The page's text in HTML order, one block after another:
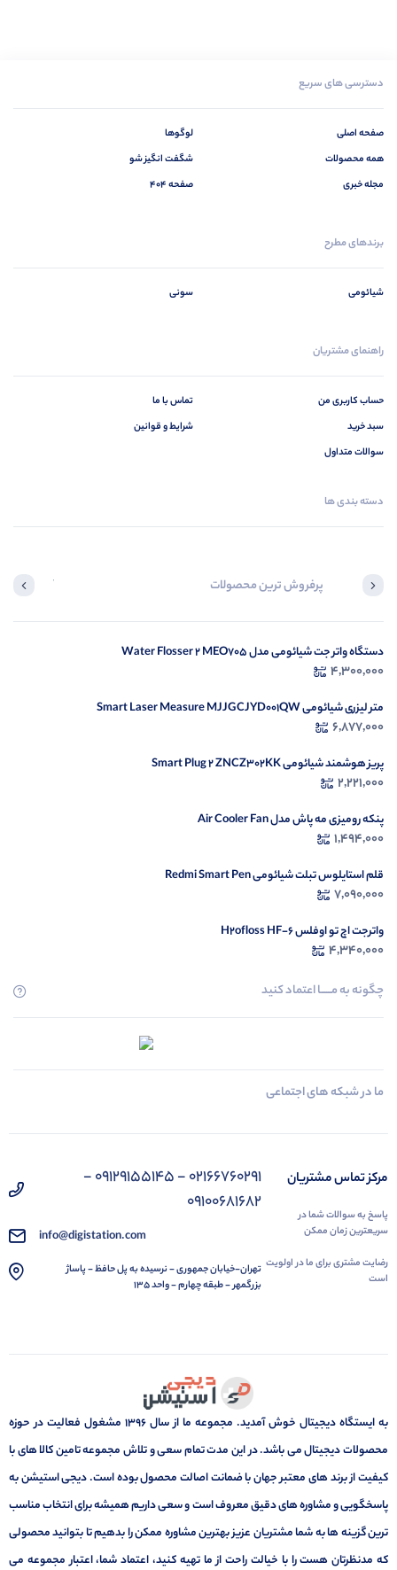
دسترسی های سریع
صفحه اصلی
همه محصولات
مجله خبری
لوگوها
شگفت انگیز شو
صفحه 404
برندهای مطرح
شیائومی سونی
راهنمای مشتریان
حساب کاربری من
سبد خرید
سوالات متداول
تماس با ما
شرایط و قوانین
دسته بندی ها
پرفروش ترین محصولات آخرین
دستگاه واتر جت شیائومی مدل Water Flosser 2 MEO705
4,300,000
متر لیزری شیائومی Smart Laser Measure MJJGCJYD001QW
6,877,000
پریز هوشمند شیائومی Smart Plug 2 ZNCZ302KK
2,221,000
پنکه رومیزی مه پاش مدل Air Cooler Fan
1,494,000
قلم استایلوس تبلت شیائومی Redmi Smart Pen
7,090,000
واترجت اچ تو اوفلس H2ofloss HF-6
4,340,000
چگونه به مــــــا اعتماد کنید
ما در شبکه های اجتماعی
مرکز تماس مشتریان
پاسخ به سوالات شما در
سریعترین زمان ممکن
رضایت مشتری برای ما در اولویت
است
02166760291 - 09129155145 -
09100681682
info@digistation.com
تهران-خیابان جمهوری - نرسیده به پل حافظ - پاساژ
بزرگمهر - طبقه چهارم - واحد 135
به ایستگاه دیجیتال خوش آمدید. مجموعه ما از سال 1396 مشغول فعالیت در حوزه
محصولات دیجیتال می باشد. در این مدت تمام سعی و تلاش مجموعه تامین کالا های با
کیفیت از برند های معتبر جهان با ضمانت اصالت محصول بوده است. دیجی استیشن به
پاسخگویی و مشاوره های دقیق معروف است و سعی داریم همیشه برای انتخاب مناسب
ترین گزینه ها به شما مشتریان عزیز بهترین مشاوره ممکن را بدهیم تا بتوانید محصولی
که مدنظرتان هست را با خیالت راحت از ما تهیه کنید، اعتماد شما، اعتبار مجموعه می